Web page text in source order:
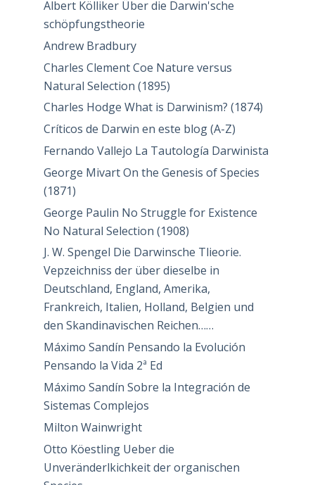
Albert Kölliker Über die Darwin'sche
schöpfungstheorie
Andrew Bradbury
Charles Clement Coe Nature versus
Natural Selection (1895)
Charles Hodge What is Darwinism? (1874)
Críticos de Darwin en este blog (A-Z)
Fernando Vallejo La Tautología Darwinista
George Mivart On the Genesis of Species
(1871)
George Paulin No Struggle for Existence
No Natural Selection (1908)
J. W. Spengel Die Darwinsche Tlieorie.
Vepzeichniss der über dieselbe in
Deutschland, England, Amerika,
Frankreich, Italien, Holland, Belgien und
den Skandinavischen Reichen……
Máximo Sandín Pensando la Evolución
Pensando la Vida 2ª Ed
Máximo Sandín Sobre la Integración de
Sistemas Complejos
Milton Wainwright
Otto Köestling Ueber die
Unveränderlkichkeit der organischen